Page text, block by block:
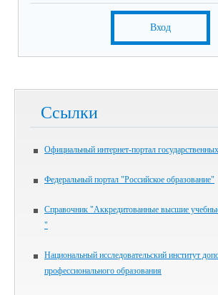
Вход
Ссылки
Официальный интернет-портал
Федеральный портал "Российское образование"
Справочник "Аккредитованные высшие
"
Национальный исследовательский институт
профессионального образования